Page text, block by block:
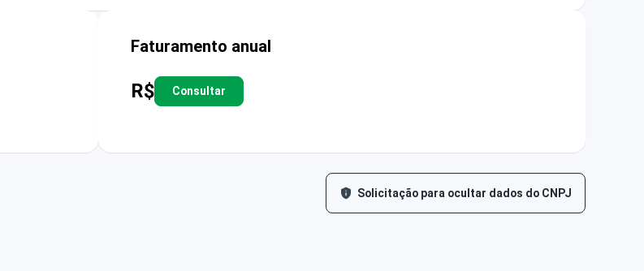
Faturamento anual
R$ Consultar
Solicitação para ocultar dados do CNPJ